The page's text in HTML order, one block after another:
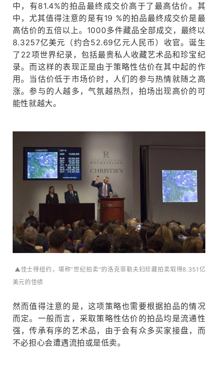
中，有81.4%的拍品最终成交价高于了最高估价。 其
中，尤其值得注意的是有19 %的拍品最终成交价是最
高估价的五倍以上。 1000多件藏品全部成交，最终以
8.3257亿美元（约合52.69亿元人民币）收官。诞生
了22项世界纪录，包括最贵私人收藏艺术品和珍宝纪
录。而这样的表现正是由于策略性估价在其中起的作
用。 当估价低于市场价时，人们的参与热情就随之高
涨。参与的人越多，气氛越热烈，拍场出现高价的可
能性就越大。
▲佳士得纽约，堪称“世纪拍卖”的洛克菲勒夫妇珍藏拍卖取得8.351亿
美元的佳绩
然而值得注意的是，这项策略也需要根据拍品的情况
而定。 一般而言，采取策略性估价的拍品均是流通性
强，传承有序的艺术品，由于会有众多买家接盘，而
不必担心会遭遇流拍或是低卖。